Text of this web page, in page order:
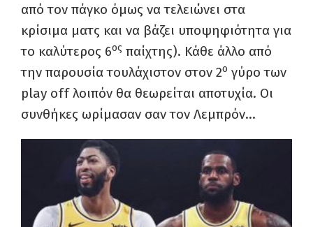
από τον πάγκο όμως να τελειώνει στα
κρίσιμα ματς και να βάζει υποψηφιότητα για
το καλύτερος 6ος παίχτης). Κάθε άλλο από
την παρουσία τουλάχιστον στον 2ο γύρο των
play offλοιπόν θα θεωρείται αποτυχία. Οι
συνθήκες ωρίμασαν σαν τον Λεμπρόν…